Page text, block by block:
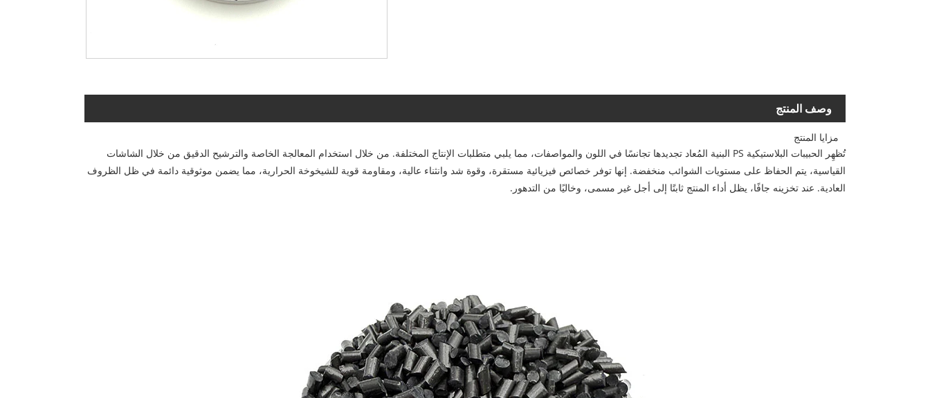
وصف المنتج
مزايا المنتج
تُظهِر الحبيبات البلاستيكية PS البنية المُعاد تجديدها تجانسًا في اللون والمواصفات، مما يلبي متطلبات الإنتاج المختلفة. من خلال استخدام المعالجة الخاصة والترشيح الدقيق من خلال الشاشات
القياسية، يتم الحفاظ على مستويات الشوائب منخفضة. إنها توفر خصائص فيزيائية مستقرة، وقوة شد وانثناء عالية، ومقاومة قوية للشيخوخة الحرارية، مما يضمن موثوقية دائمة في ظل الظروف
العادية. عند تخزينه جافًا، يظل أداء المنتج ثابتًا إلى أجل غير مسمى، وخاليًا من التدهور.